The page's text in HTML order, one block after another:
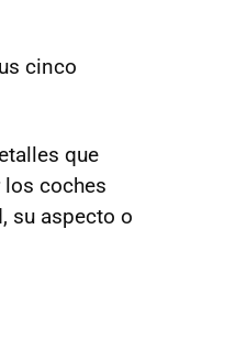
cinco
que
los coches
su aspecto o